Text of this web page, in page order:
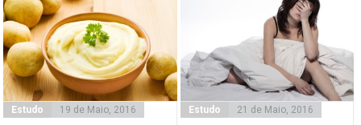
Estudo 19 de Maio, 2016 Estudo 21 de Maio, 2016